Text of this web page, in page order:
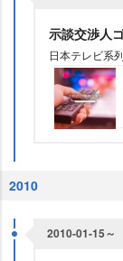
示談交渉人
日本テレビ系
2010
2010-01-15～